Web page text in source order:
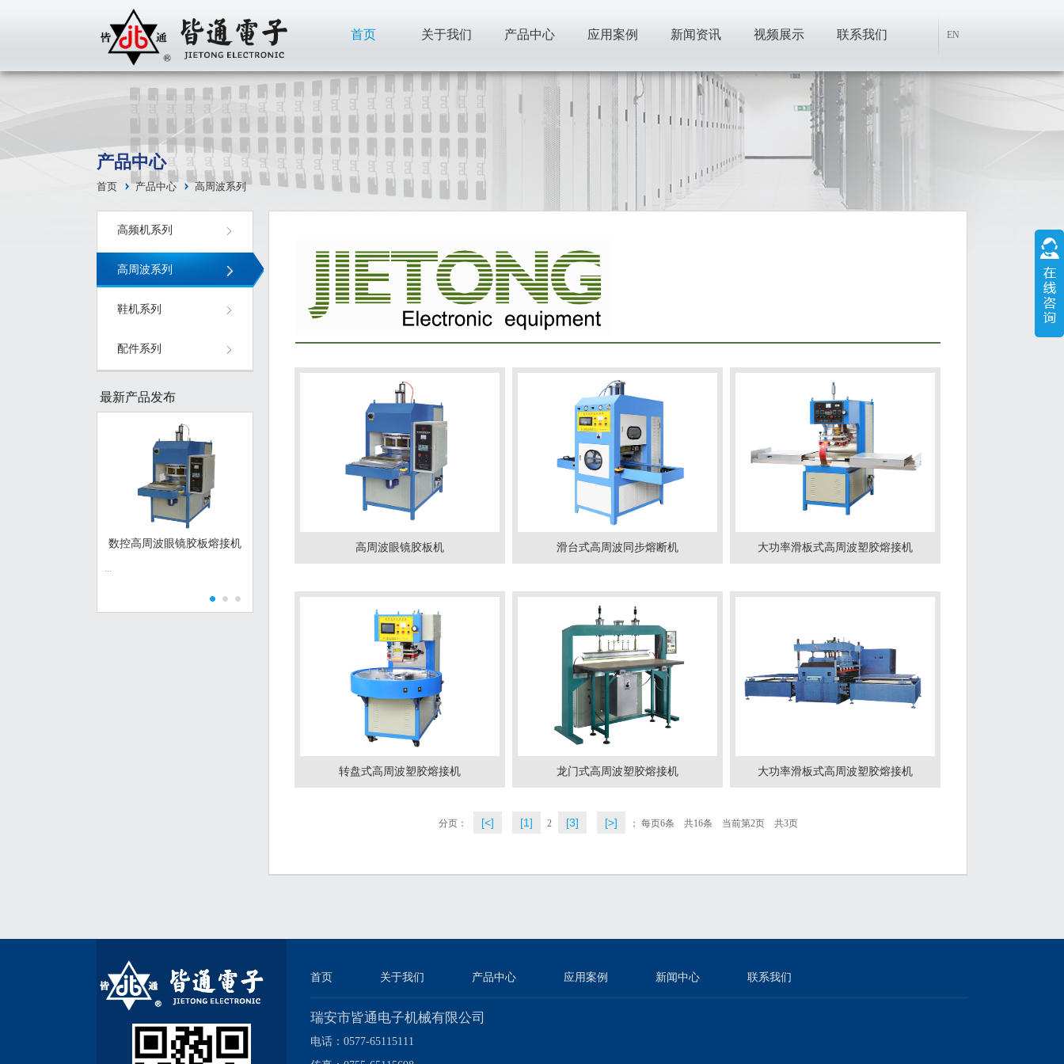
EN
首页 关于我们 产品中心 应用案例 新闻资讯 视频展示 联系我们
产品中心
首页 产品中心 高周波系列
高频机系列
高周波系列
鞋机系列
配件系列
最新产品发布
数控高周波眼镜胶板熔接机
...
数控高周波眼镜胶板熔接机 亚克力快速加热机
高周波眼镜胶板机 滑台式高周波同步熔断机 大功率滑板式高周波塑胶熔接机
转盘式高周波塑胶熔接机 龙门式高周波塑胶熔接机 大功率滑板式高周波塑胶熔接机
分页： [<] [1] 2 [3] [>] ； 每页6条 共16条 当前第2页 共3页
首页 关于我们 产品中心 应用案例 新闻中心 联系我们
瑞安市皆通电子机械有限公司
电话：0577-65115111